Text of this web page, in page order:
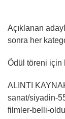
Açıklanan
sonra her
Ödül töreni için
ALINTI
sanat/siyadin-
filmler-belli-